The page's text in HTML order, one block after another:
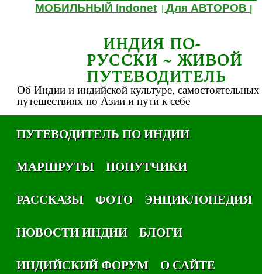
МОБИЛЬНЫЙ Indonet |Для АВТОРОВ
ИНДИЯ ПО-
РУССКИ ~ ЖИВОЙ
ПУТЕВОДИТЕЛЬ
Об Индии и индийской культуре, самостоятельных
путешествиях по Азии и пути к себе
ПУТЕВОДИТЕЛЬ ПО ИНДИИ
МАРШРУТЫ
ПОПУТЧИКИ
РАССКАЗЫ
ФОТО
ЭНЦИКЛОПЕДИЯ
НОВОСТИ ИНДИИ
БЛОГИ
ИНДИЙСКИЙ ФОРУМ
О САЙТЕ